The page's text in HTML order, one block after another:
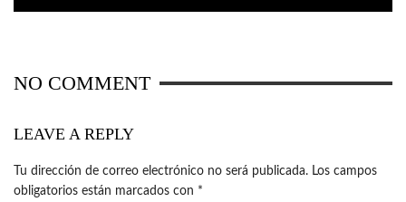
NO COMMENT
LEAVE A REPLY
Tu dirección de correo electrónico no será publicada. Los campos
obligatorios están marcados con *